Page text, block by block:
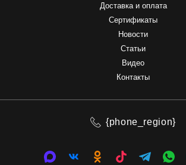
Доставка и оплата
Сертификаты
Новости
Статьи
Видео
Контакты
{phone_region}